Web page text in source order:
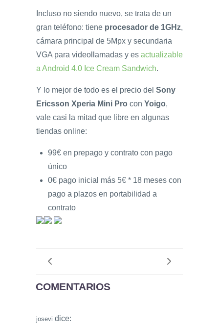
Incluso no siendo nuevo, se trata de un
gran teléfono: tiene procesador de 1GHz,
cámara principal de 5Mpx y secundaria
VGA para videollamadas y es actualizable
a Android 4.0 Ice Cream Sandwich.
Y lo mejor de todo es el precio del Sony
Ericsson Xperia Mini Pro con Yoigo,
vale casi la mitad que libre en algunas
tiendas online:
99€ en prepago y contrato con pago
único
0€ pago inicial más 5€ * 18 meses con
pago a plazos en portabilidad a
contrato
COMENTARIOS
josevi dice: